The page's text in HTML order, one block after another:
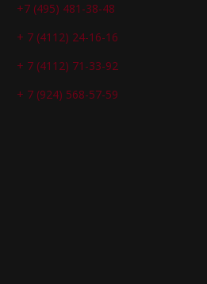
+7 (495) 481-38-48
+ 7 (4112) 24-16-16
+ 7 (4112) 71-33-92
+ 7 (924) 568-57-59